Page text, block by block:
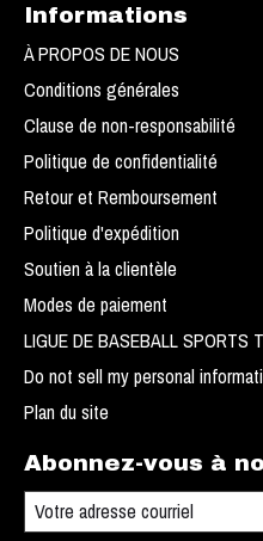
Informations
À PROPOS DE NOUS
Conditions générales
Clause de non-responsabilité
Politique de confidentialité
Retour et Remboursement
Politique d'expédition
Soutien à la clientèle
Modes de paiement
LIGUE DE BASEBALL SPORTS
Do not sell my personal
Plan du site
Abonnez-vous à